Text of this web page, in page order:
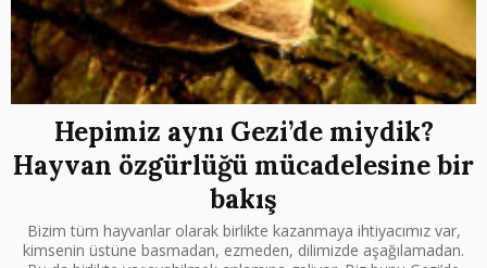
Hepimiz aynı Gezi’de miydik?
Hayvan özgürlüğü mücadelesine bir
bakış
Bizim tüm hayvanlar olarak birlikte kazanmaya ihtiyacımız var,
kimsenin üstüne basmadan, ezmeden, dilimizde aşağılamadan.